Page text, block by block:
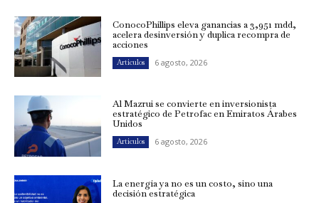
ConocoPhillips eleva ganancias a 3,951 mdd,
acelera desinversión y duplica recompra de
acciones
Artículos 6 agosto, 2026
Al Mazrui se convierte en inversionista
estratégico de Petrofac en Emiratos Árabes
Unidos
Artículos 6 agosto, 2026
La energía ya no es un costo, sino una
decisión estratégica